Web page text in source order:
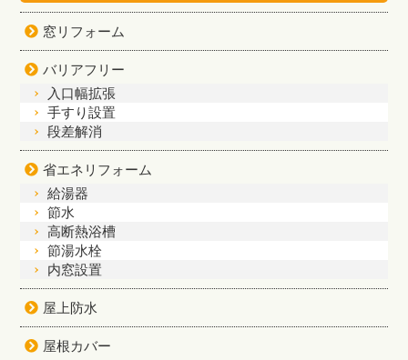
窓リフォーム
バリアフリー
入口幅拡張
手すり設置
段差解消
省エネリフォーム
給湯器
節水
高断熱浴槽
節湯水栓
内窓設置
屋上防水
屋根カバー